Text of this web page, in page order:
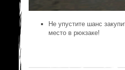
Не упустите шанс
место в рюкзаке!